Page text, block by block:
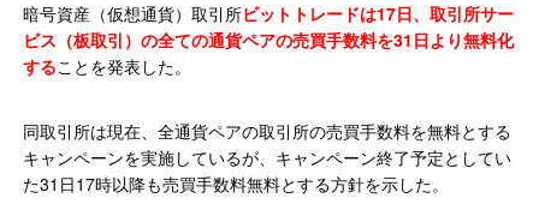
暗号資産（仮想通貨）取引所ビットトレードは17日、取引所サー
ビス（板取引）の全ての通貨ペアの売買手数料を31日より無料化
することを発表した。
同取引所は現在、全通貨ペアの取引所の売買手数料を無料とする
キャンペーンを実施しているが、キャンペーン終了予定としてい
た31日17時以降も売買手数料無料とする方針を示した。